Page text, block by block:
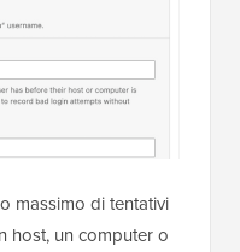
massimo di tentativi
host, un computer o